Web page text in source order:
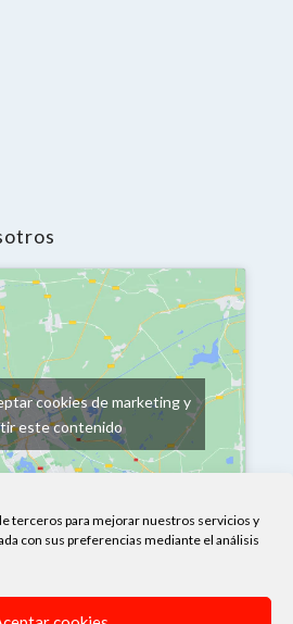
terceros para mejorar nuestros servicios y
con sus preferencias mediante el análisis
cookies de marketing y
este contenido